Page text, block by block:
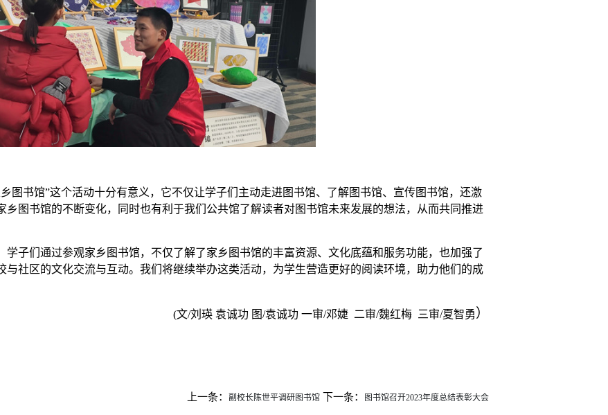
图书馆”这个活动十分有意义，它不仅让学子们主动走进图书馆、了解图书馆、宣传图书馆，还激
乡图书馆的不断变化，同时也有利于我们公共馆了解读者对图书馆未来发展的想法，从而共同推进
学子们通过参观家乡图书馆，不仅了解了家乡图书馆的丰富资源、文化底蕴和服务功能，也加强了
与社区的文化交流与互动。我们将继续举办这类活动，为学生营造更好的阅读环境，助力他们的成
(文/刘瑛 袁诚功 图/袁诚功 一审/邓婕 二审/魏红梅 三审/夏智勇 ）
上一条： 副校长陈世平调研图书馆 下一条： 图书馆召开2023年度总结表彰大会